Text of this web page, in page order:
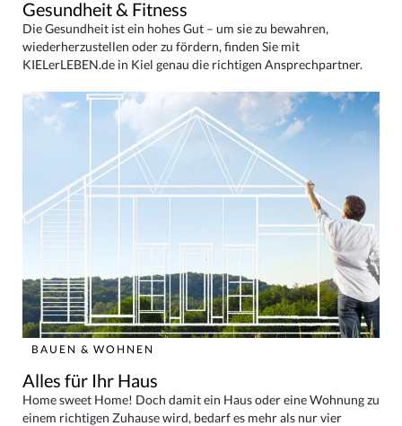
Gesundheit & Fitness
Die Gesundheit ist ein hohes Gut – um sie zu bewahren,
wiederherzustellen oder zu fördern, finden Sie mit
KIELerLEBEN.de in Kiel genau die richtigen Ansprechpartner.
BAUEN & WOHNEN
Alles für Ihr Haus
Home sweet Home! Doch damit ein Haus oder eine Wohnung zu
einem richtigen Zuhause wird, bedarf es mehr als nur vier